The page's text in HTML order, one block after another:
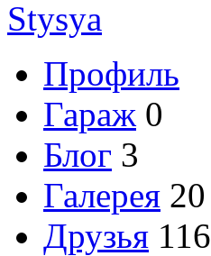
Stysya
Профиль
Гараж 0
Блог 3
Галерея 20
Друзья 116